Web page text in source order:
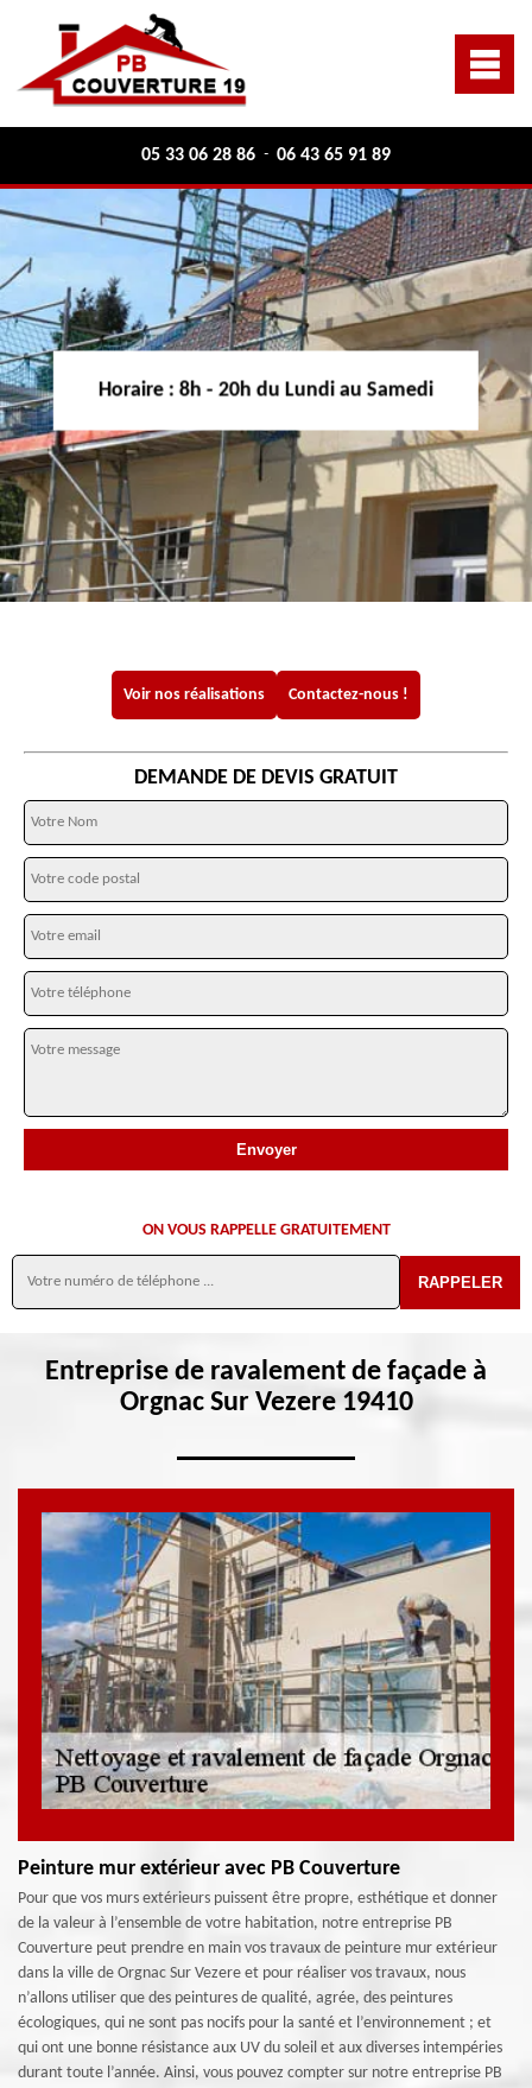
05 33 06 28 86 - 06 43 65 91 89
Horaire : 8h - 20h du Lundi au Samedi
Voir nos réalisations Contactez-nous !
DEMANDE DE DEVIS GRATUIT
ON VOUS RAPPELLE GRATUITEMENT
Entreprise de ravalement de façade à
Orgnac Sur Vezere 19410
Peinture mur extérieur avec PB Couverture
Pour que vos murs extérieurs puissent être propre, esthétique et donner
de la valeur à l’ensemble de votre habitation, notre entreprise PB
Couverture peut prendre en main vos travaux de peinture mur extérieur
dans la ville de Orgnac Sur Vezere et pour réaliser vos travaux, nous
n’allons utiliser que des peintures de qualité, agrée, des peintures
écologiques, qui ne sont pas nocifs pour la santé et l’environnement ; et
qui ont une bonne résistance aux UV du soleil et aux diverses intempéries
durant toute l’année. Ainsi, vous pouvez compter sur notre entreprise PB